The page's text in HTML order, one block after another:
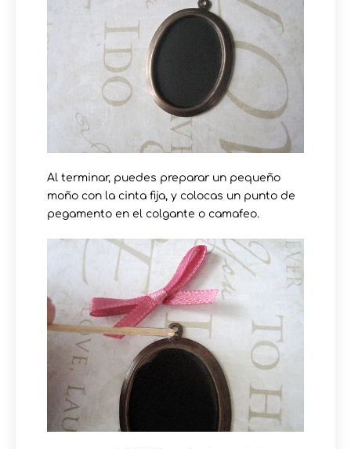
Al terminar, puedes preparar un pequeño
moño con la cinta fija, y colocas un punto de
pegamento en el colgante o camafeo.